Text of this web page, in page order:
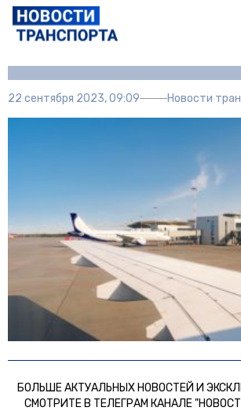
22 сентября 2023, 09:09 Новости
БОЛЬШЕ АКТУАЛЬНЫХ НОВОСТЕЙ И
СМОТРИТЕ В ТЕЛЕГРАМ КАНАЛЕ